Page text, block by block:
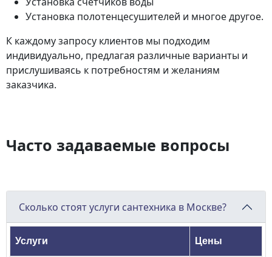
Установка полотенцесушителей и многое другое.
К каждому запросу клиентов мы подходим
индивидуально, предлагая различные варианты и
прислушиваясь к потребностям и желаниям
заказчика.
Часто задаваемые вопросы
Сколько стоят услуги сантехника в Москве?
Услуги Цены